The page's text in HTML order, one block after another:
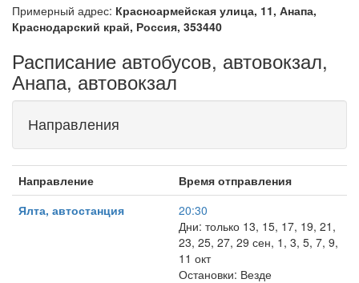
Примерный адрес: Красноармейская улица, 11, Анапа,
Краснодарский край, Россия, 353440
Расписание автобусов, автовокзал,
Анапа, автовокзал
Направления
Направление
Время отправления
Ялта, автостанция
20:30
Дни: только 13, 15, 17, 19, 21,
23, 25, 27, 29 сен, 1, 3, 5, 7, 9,
11 окт
Остановки: Везде